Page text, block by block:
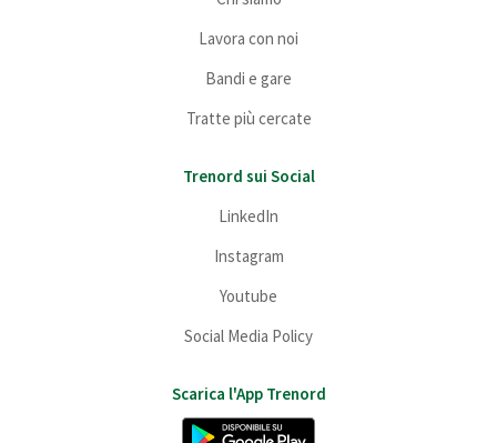
Lavora con noi
Bandi e gare
Tratte più cercate
Trenord sui Social
LinkedIn
Instagram
Youtube
Social Media Policy
Scarica l'App Trenord